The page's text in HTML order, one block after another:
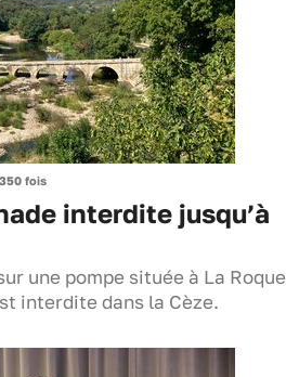
fois
interdite jusqu’à
une pompe située à La
interdite dans la Cèze.